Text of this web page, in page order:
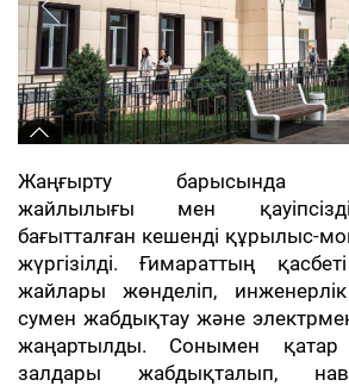
Жаңғырту барысында
жайлылығы мен
бағытталған кешенді құрылыс-
жүргізілді. Ғимараттың
жайлары жөнделіп,
сумен жабдықтау және
жаңартылды. Сонымен қатар
залдары жабдықталып,